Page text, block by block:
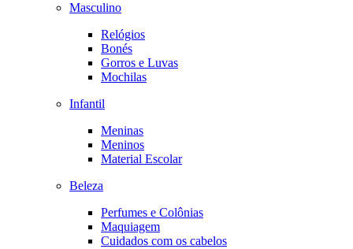
Masculino
Relógios
Bonés
Gorros e Luvas
Mochilas
Infantil
Meninas
Meninos
Material Escolar
Beleza
Perfumes e Colônias
Maquiagem
Cuidados com os cabelos